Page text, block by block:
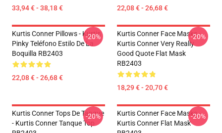
33,94 € - 38,18 € 22,08 € - 26,68 €
Kurtis Conner Pillows - Kurtis
Pinky Teléfono Estilo De La
Boquilla RB2403
22,08 € - 26,68 €
-20%
Kurtis Conner Face Masks -
Kurtis Conner Very Really
Good Quote Flat Mask
RB2403
18,29 € - 20,70 €
-20%
Kurtis Conner Tops De Tanque
- Kurtis Conner Tanque Top
-20%
Kurtis Conner Face Masks -
Kurtis Conner Flat Mask
-20%